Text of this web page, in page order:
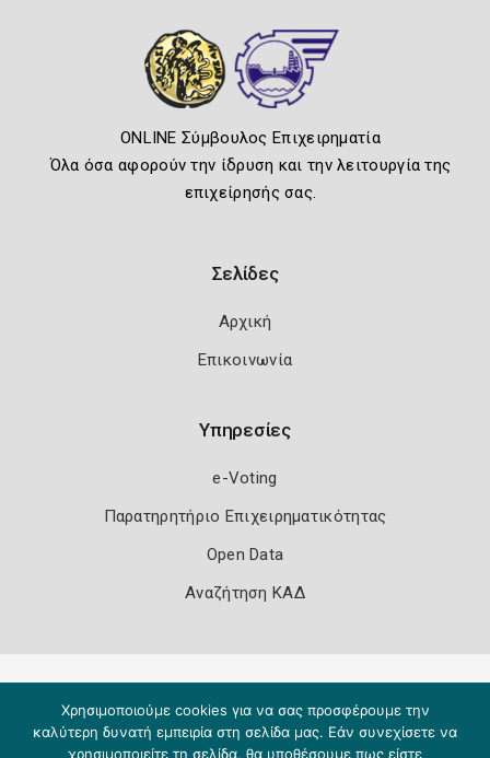
ONLINE Σύμβουλος Επιχειρηματία
Όλα όσα αφορούν την ίδρυση και την λειτουργία της
επιχείρησής σας.
Σελίδες
Αρχική
Επικοινωνία
Υπηρεσίες
e-Voting
Παρατηρητήριο Επιχειρηματικότητας
Open Data
Αναζήτηση ΚΑΔ
Χρησιμοποιούμε cookies για να σας προσφέρουμε την
καλύτερη δυνατή εμπειρία στη σελίδα μας. Εάν συνεχίσετε να
χρησιμοποιείτε τη σελίδα, θα υποθέσουμε πως είστε
Copyright 2026 Knowledge A.E.